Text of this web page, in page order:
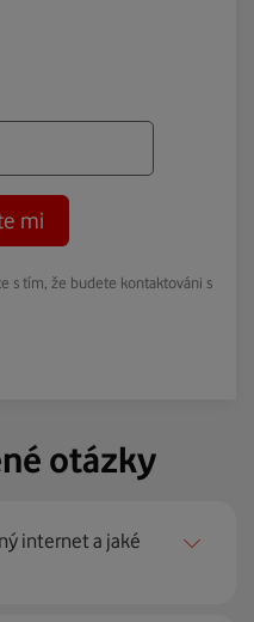
mi
s tím, že budete kontaktováni s
otázky
internet a jaké